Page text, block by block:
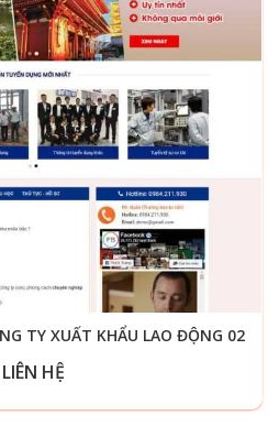
TY XUẤT KHẨU LAO ĐỘNG 02
LIÊN HỆ